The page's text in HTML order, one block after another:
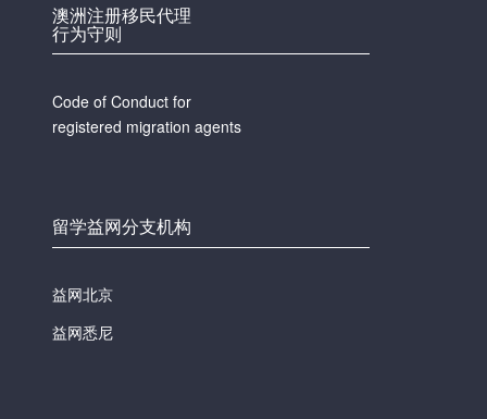
澳洲注册移民代理
行为守则
Code of Conduct for
registered migration agents
留学益网分支机构
益网北京
益网悉尼